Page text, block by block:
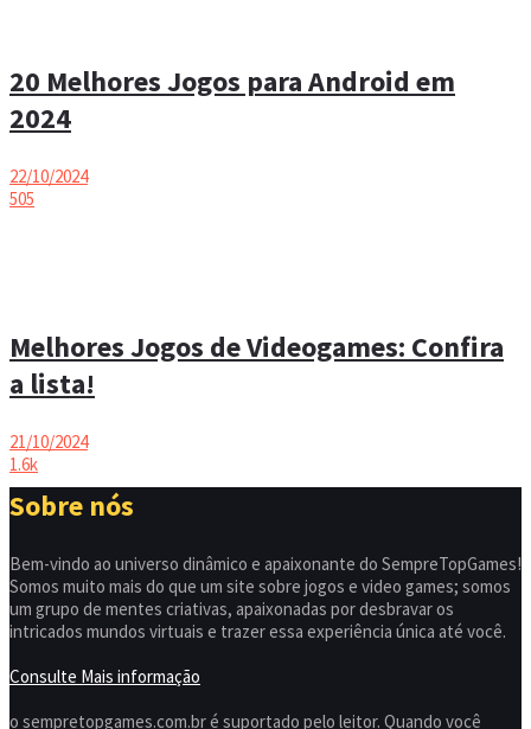
para Você!
517
2024
505
Melhores Jogos de Videogames: Confira
a lista!
21/10/2024